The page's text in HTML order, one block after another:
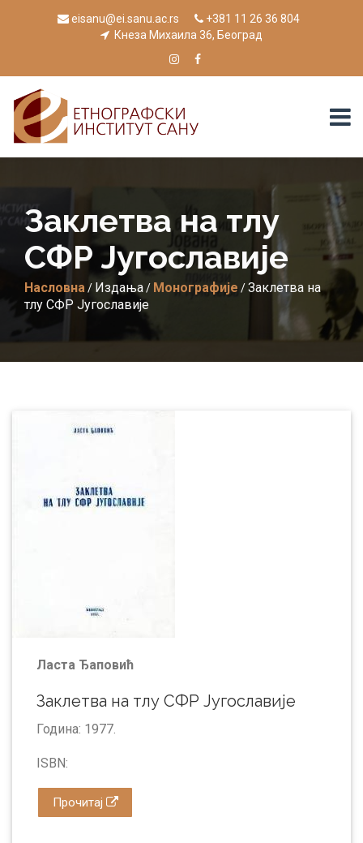
eisanu@ei.sanu.ac.rs
+381 11 26 36 804
Кнеза Михаила 36, Београд
Заклетва на тлу
СФР Југославије
Насловна/ Издања/ Монографије /Заклетва на
тлу СФР Југославије
Ласта Ђаповић
Заклетва на тлу СФР Југославије
Година: 1977.
ISBN:
Прочитај